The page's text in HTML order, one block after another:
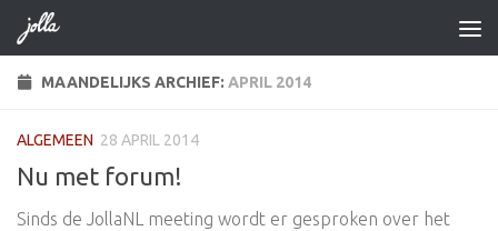
Doorgaan naar inhoud
MAANDELIJKS ARCHIEF: APRIL 2014
ALGEMEEN 28 APRIL 2014
Nu met forum!
Sinds de JollaNL meeting wordt er gesproken over het